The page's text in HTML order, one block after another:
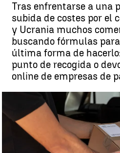
Tras enfrentarse a una
subida de costes por el
y Ucrania muchos
buscando fórmulas
última forma de
punto de recogida o
online de empresas de
Ser punto de recogida de